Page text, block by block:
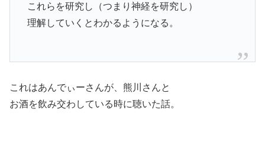
これらを研究し（つまり神経を研究し）
理解していくとわかるようになる。
これはあんでぃーさんが、熊川さんと
お酒を飲み交わしている時に聴いた話。